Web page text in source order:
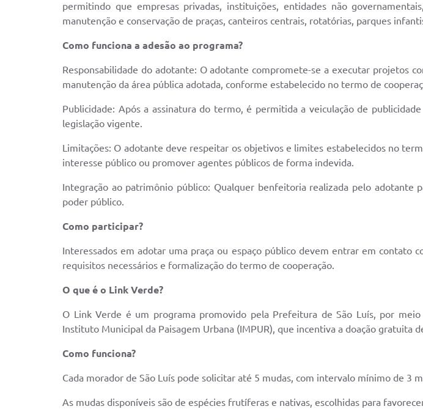
permitindo que empresas privadas, instituições, entidades não
manutenção e conservação de praças, canteiros centrais, rotatórias, parques
Como funciona a adesão ao programa?
Responsabilidade do adotante: O adotante compromete-se a executar projetos
manutenção da área pública adotada, conforme estabelecido no termo de
Publicidade: Após a assinatura do termo, é permitida a veiculação de
legislação vigente.
Limitações: O adotante deve respeitar os objetivos e limites estabelecidos no
interesse público ou promover agentes públicos de forma indevida.
Integração ao patrimônio público: Qualquer benfeitoria realizada pelo
poder público.
Como participar?
Interessados em adotar uma praça ou espaço público devem entrar em contato
requisitos necessários e formalização do termo de cooperação.
O que é o Link Verde?
O Link Verde é um programa promovido pela Prefeitura de São Luís, por
Instituto Municipal da Paisagem Urbana (IMPUR), que incentiva a doação gratuita
Como funciona?
Cada morador de São Luís pode solicitar até 5 mudas, com intervalo mínimo de 3
As mudas disponíveis são de espécies frutíferas e nativas, escolhidas para